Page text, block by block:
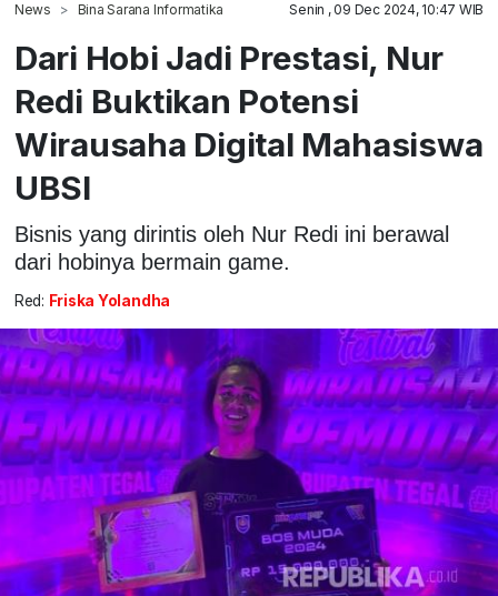
News Bina Sarana Informatika Senin , 09 Dec 2024, 10:47 WIB
Dari Hobi Jadi Prestasi, Nur
Redi Buktikan Potensi
Wirausaha Digital Mahasiswa
UBSI
Bisnis yang dirintis oleh Nur Redi ini berawal
dari hobinya bermain game.
Red: Friska Yolandha